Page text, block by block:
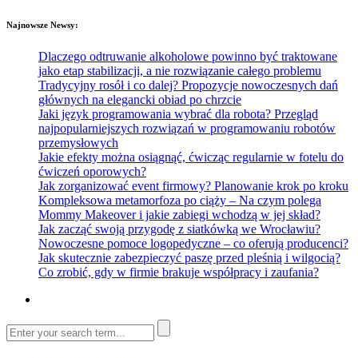
Najnowsze Newsy:
Dlaczego odtruwanie alkoholowe powinno być traktowane
jako etap stabilizacji, a nie rozwiązanie całego problemu
Tradycyjny rosół i co dalej? Propozycje nowoczesnych dań
głównych na elegancki obiad po chrzcie
Jaki język programowania wybrać dla robota? Przegląd
najpopularniejszych rozwiązań w programowaniu robotów
przemysłowych
Jakie efekty można osiągnąć, ćwicząc regularnie w fotelu do
ćwiczeń oporowych?
Jak zorganizować event firmowy? Planowanie krok po kroku
Kompleksowa metamorfoza po ciąży – Na czym polega
Mommy Makeover i jakie zabiegi wchodzą w jej skład?
Jak zacząć swoją przygodę z siatkówką we Wrocławiu?
Nowoczesne pomoce logopedyczne – co oferują producenci?
Jak skutecznie zabezpieczyć paszę przed pleśnią i wilgocią?
Co zrobić, gdy w firmie brakuje współpracy i zaufania?